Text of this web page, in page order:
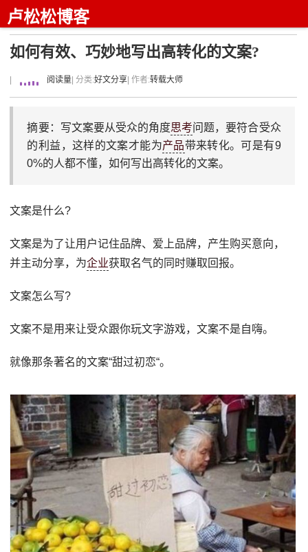
卢松松博客
如何有效、巧妙地写出高转化的文案?
阅读量 | 分类:好文分享 | 作者:转载大师
摘要：写文案要从受众的角度思考问题，要符合受众
的利益，这样的文案才能为产品带来转化。可是有9
0%的人都不懂，如何写出高转化的文案。
文案是什么?
文案是为了让用户记住品牌、爱上品牌，产生购买意向，
并主动分享，为企业获取名气的同时赚取回报。
文案怎么写?
文案不是用来让受众跟你玩文字游戏，文案不是自嗨。
就像那条著名的文案“甜过初恋“。